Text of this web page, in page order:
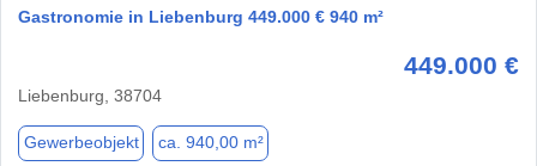
Gastronomie in Liebenburg 449.000 € 940 m²
449.000 €
Liebenburg, 38704
Gewerbeobjekt ca. 940,00 m²